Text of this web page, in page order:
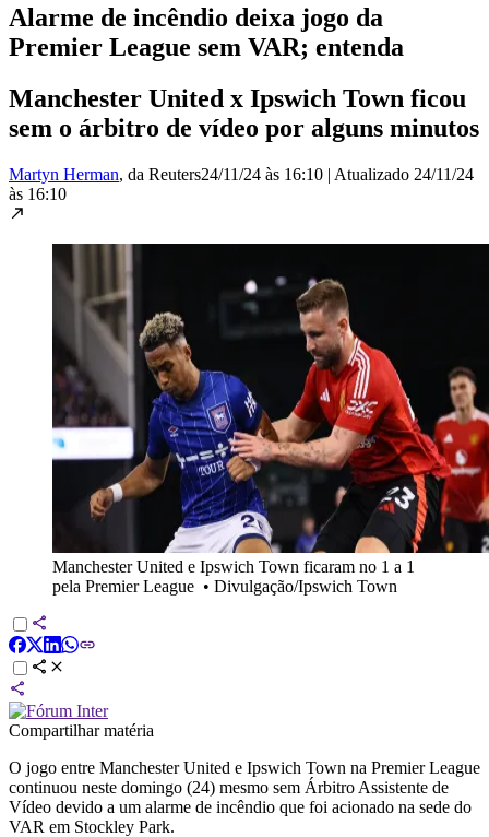
Alarme de incêndio deixa jogo da
Premier League sem VAR; entenda
Manchester United x Ipswich Town ficou
sem o árbitro de vídeo por alguns minutos
Martyn Herman, da Reuters24/11/24 às 16:10 | Atualizado 24/11/24
às 16:10
Manchester United e Ipswich Town ficaram no 1 a 1
pela Premier League • Divulgação/Ipswich Town
Compartilhar matéria
O jogo entre Manchester United e Ipswich Town na Premier League
continuou neste domingo (24) mesmo sem Árbitro Assistente de
Vídeo devido a um alarme de incêndio que foi acionado na sede do
VAR em Stockley Park.